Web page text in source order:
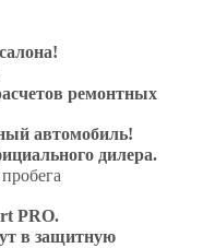
ремонтных
автомобиль!
дилера.
PRO.
в защитную